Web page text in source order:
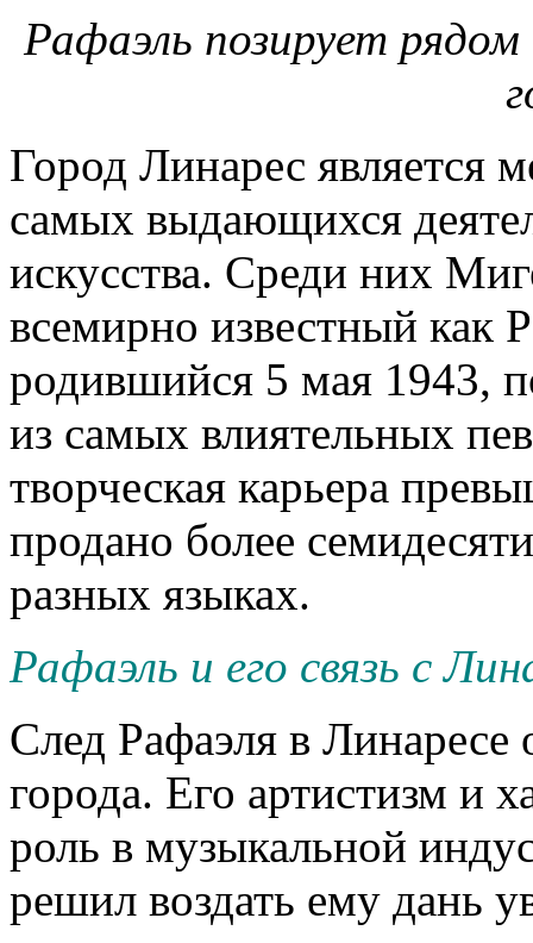
Рафаэль позирует
Город Линарес является
самых выдающихся
искусства. Среди них
всемирно известный как
родившийся 5 мая 1943,
из самых влиятельных
творческая карьера
продано более
разных языках.
Рафаэль и его связь с
След Рафаэля в
города. Его артистизм и
роль в музыкальной
решил воздать ему дань